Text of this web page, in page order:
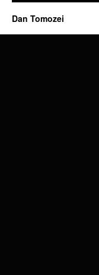
Dan Tomozei